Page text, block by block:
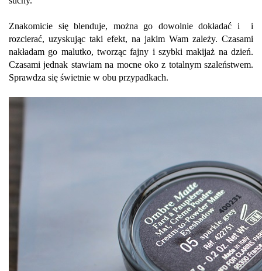
Znakomicie się blenduje, można go dowolnie dokładać i i
rozcierać, uzyskując taki efekt, na jakim Wam zależy. Czasami
nakładam go malutko, tworząc fajny i szybki makijaż na dzień.
Czasami jednak stawiam na mocne oko z totalnym szaleństwem.
Sprawdza się świetnie w obu przypadkach.